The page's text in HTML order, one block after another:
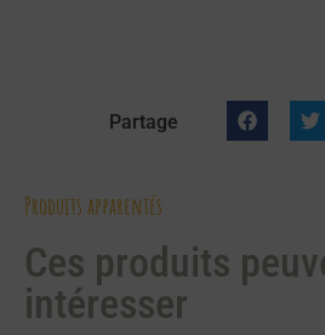
Partage
Produits apparentés
Ces produits
intéresser